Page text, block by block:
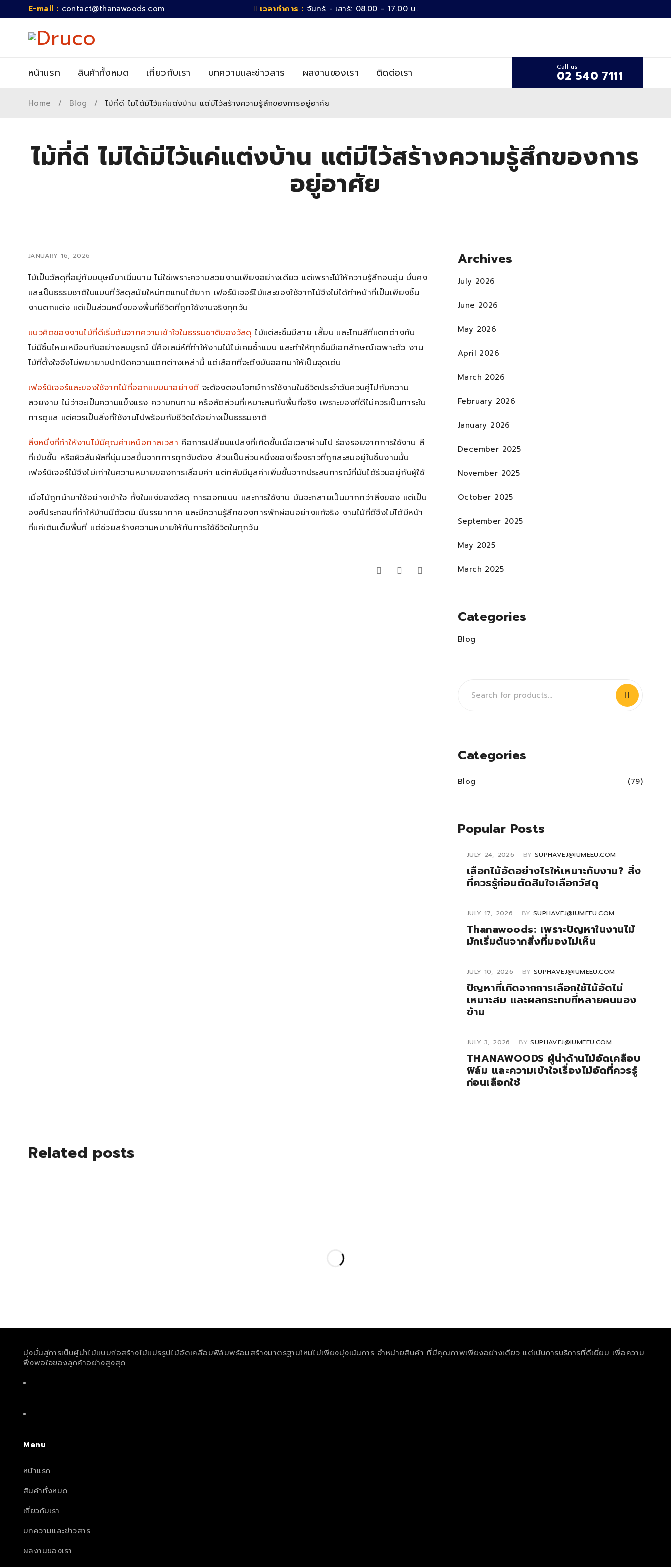
E-mail : contact@thanawoods.com เวลาทำการ : จันทร์ - เสาร์: 08.00 - 17.00 น.
หน้าแรก สินค้าทั้งหมด เกี่ยวกับเรา บทความและข่าวสาร ผลงานของเรา ติดต่อเรา Call us
02 540 7111
Home / Blog / ไม้ที่ดี ไม่ได้มีไว้แค่แต่งบ้าน แต่มีไว้สร้างความรู้สึกของการอยู่อาศัย
ไม้ที่ดี ไม่ได้มีไว้แค่แต่งบ้าน แต่มีไว้สร้างความรู้สึกของการ
อยู่อาศัย
JANUARY 16, 2026
ไม้เป็นวัสดุที่อยู่กับมนุษย์มาเนิ่นนาน ไม่ใช่เพราะความสวยงามเพียงอย่างเดียว แต่เพราะไม้ให้ความรู้สึกอบอุ่น มั่นคง
และเป็นธรรมชาติในแบบที่วัสดุสมัยใหม่ทดแทนได้ยาก เฟอร์นิเจอร์ไม้และของใช้จากไม้จึงไม่ได้ทำหน้าที่เป็นเพียงชิ้น
งานตกแต่ง แต่เป็นส่วนหนึ่งของพื้นที่ชีวิตที่ถูกใช้งานจริงทุกวัน
แนวคิดของงานไม้ที่ดีเริ่มต้นจากความเข้าใจในธรรมชาติของวัสดุ ไม้แต่ละชิ้นมีลาย เสี้ยน และโทนสีที่แตกต่างกัน
ไม่มีชิ้นไหนเหมือนกันอย่างสมบูรณ์ นี่คือเสน่ห์ที่ทำให้งานไม้ไม่เคยซ้ำแบบ และทำให้ทุกชิ้นมีเอกลักษณ์เฉพาะตัว งาน
ไม้ที่ตั้งใจจึงไม่พยายามปกปิดความแตกต่างเหล่านี้ แต่เลือกที่จะดึงมันออกมาให้เป็นจุดเด่น
เฟอร์นิเจอร์และของใช้จากไม้ที่ออกแบบมาอย่างดีจะต้องตอบโจทย์การใช้งานในชีวิตประจำวันควบคู่ไปกับความ
สวยงาม ไม่ว่าจะเป็นความแข็งแรง ความทนทาน หรือสัดส่วนที่เหมาะสมกับพื้นที่จริง เพราะของที่ดีไม่ควรเป็นภาระใน
การดูแล แต่ควรเป็นสิ่งที่ใช้งานไปพร้อมกับชีวิตได้อย่างเป็นธรรมชาติ
สิ่งหนึ่งที่ทำให้งานไม้มีคุณค่าเหนือกาลเวลา คือการเปลี่ยนแปลงที่เกิดขึ้นเมื่อเวลาผ่านไป ร่องรอยจากการใช้งาน สี
ที่เข้มขึ้น หรือผิวสัมผัสที่นุ่มนวลขึ้นจากการถูกจับต้อง ล้วนเป็นส่วนหนึ่งของเรื่องราวที่ถูกสะสมอยู่ในชิ้นงานนั้น
เฟอร์นิเจอร์ไม้จึงไม่เก่าในความหมายของการเสื่อมค่า แต่กลับมีมูลค่าเพิ่มขึ้นจากประสบการณ์ที่มันได้ร่วมอยู่กับผู้ใช้
เมื่อไม้ถูกนำมาใช้อย่างเข้าใจ ทั้งในแง่ของวัสดุ การออกแบบ และการใช้งาน มันจะกลายเป็นมากกว่าสิ่งของ แต่เป็น
องค์ประกอบที่ทำให้บ้านมีตัวตน มีบรรยากาศ และมีความรู้สึกของการพักผ่อนอย่างแท้จริง งานไม้ที่ดีจึงไม่ได้มีหน้า
ที่แค่เติมเต็มพื้นที่ แต่ช่วยสร้างความหมายให้กับการใช้ชีวิตในทุกวัน
Archives
July 2026
June 2026
May 2026
April 2026
March 2026
February 2026
January 2026
December 2025
November 2025
October 2025
September 2025
May 2025
March 2025
Categories
Blog
Categories
Blog (79)
Popular Posts
JULY 24, 2026 BY SUPHAVEJ@IUMEEU.COM
เลือกไม้อัดอย่างไรให้เหมาะกับงาน? สิ่ง
ที่ควรรู้ก่อนตัดสินใจเลือกวัสดุ
JULY 17, 2026 BY SUPHAVEJ@IUMEEU.COM
Thanawoods: เพราะปัญหาในงานไม้
มักเริ่มต้นจากสิ่งที่มองไม่เห็น
JULY 10, 2026 BY SUPHAVEJ@IUMEEU.COM
ปัญหาที่เกิดจากการเลือกใช้ไม้อัดไม่
เหมาะสม และผลกระทบที่หลายคนมอง
ข้าม
JULY 3, 2026 BY SUPHAVEJ@IUMEEU.COM
THANAWOODS ผู้นำด้านไม้อัดเคลือบ
ฟิล์ม และความเข้าใจเรื่องไม้อัดที่ควรรู้
ก่อนเลือกใช้
Related posts
มุ่งมั่นสู่การเป็นผู้นำไม้แบบก่อสร้างไม้แปรรูปไม้อัดเคลือบฟิล์มพร้อมสร้างมาตรฐานใหม่ไม่เพียงมุ่งเน้นการ จำหน่ายสินค้า ที่มีคุณภาพเพียงอย่างเดียว แต่เน้นการบริการที่ดีเยี่ยม เพื่อความ
พึงพอใจของลูกค้าอย่างสูงสุด
Menu
หน้าแรก
สินค้าทั้งหมด
เกี่ยวกับเรา
บทความและข่าวสาร
ผลงานของเรา